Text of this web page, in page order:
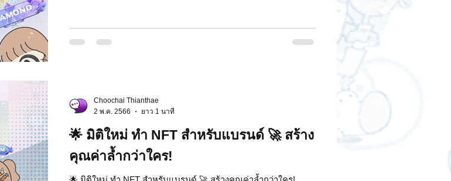
🌟 มิติใหม่ ทำ NFT สำหรับแบรนด์ 🚀 สร้าง
คุณค่าล้ำกว่าใคร!
Choochai Thianthae
2 พ.ค. 2566
ยาว 1 นาที